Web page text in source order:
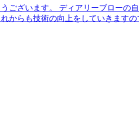
ございます。 ディアリーブローの
からも技術の向上をしていきます